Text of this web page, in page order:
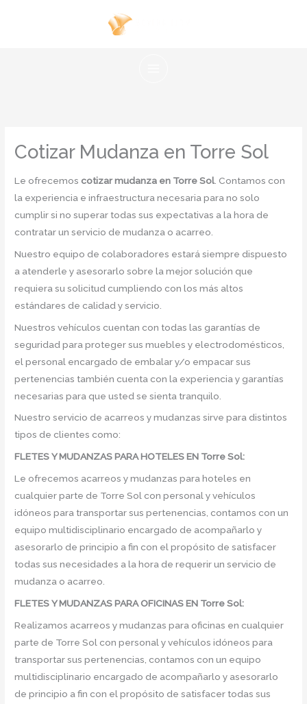
Cotizar Mudanza en Torre Sol
Le ofrecemos cotizar mudanza en Torre Sol . Contamos con
la experiencia e infraestructura necesaria para no solo
cumplir si no superar todas sus expectativas a la hora de
contratar un servicio de mudanza o acarreo.
Nuestro equipo de colaboradores estará siempre dispuesto
a atenderle y asesorarlo sobre la mejor solución que
requiera su solicitud cumpliendo con los más altos
estándares de calidad y servicio.
Nuestros vehículos cuentan con todas las garantías de
seguridad para proteger sus muebles y electrodomésticos,
el personal encargado de embalar y/o empacar sus
pertenencias también cuenta con la experiencia y garantías
necesarias para que usted se sienta tranquilo.
Nuestro servicio de acarreos y mudanzas sirve para distintos
tipos de clientes como:
FLETES Y MUDANZAS PARA HOTELES EN Torre Sol:
Le ofrecemos acarreos y mudanzas para hoteles en
cualquier parte de Torre Sol con personal y vehículos
idóneos para transportar sus pertenencias, contamos con un
equipo multidisciplinario encargado de acompañarlo y
asesorarlo de principio a fin con el propósito de satisfacer
todas sus necesidades a la hora de requerir un servicio de
mudanza o acarreo.
FLETES Y MUDANZAS PARA OFICINAS EN Torre Sol:
Realizamos acarreos y mudanzas para oficinas en cualquier
parte de Torre Sol con personal y vehículos idóneos para
transportar sus pertenencias, contamos con un equipo
multidisciplinario encargado de acompañarlo y asesorarlo
de principio a fin con el propósito de satisfacer todas sus